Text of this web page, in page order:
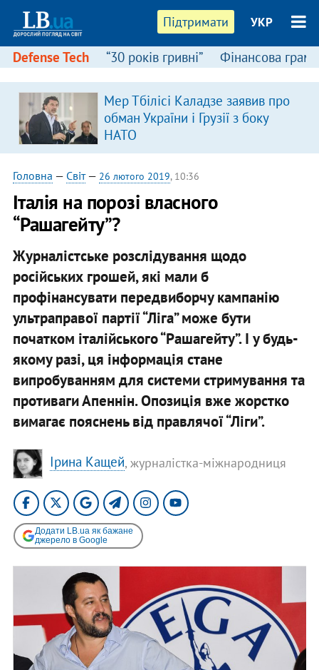
Підтримати УКР
Defense Tech “30 років гривні” Фінансова
Мер Тбілісі Каладзе заявив про
обман України і Грузії з боку
НАТО
Головна — Світ— 26 лютого 2019, 10:36
Італія на порозі власного
“Рашагейту”?
Журналістське розслідування щодо
російських грошей, які мали б
профінансувати передвиборчу кампанію
ультраправої партії “Ліга” може бути
початком італійського “Рашагейту”. І у будь-
якому разі, ця інформація стане
випробуванням для системи стримування та
противаги Апеннін. Опозиція вже жорстко
вимагає пояснень від правлячої “Ліги”.
Ірина Кащей, журналістка-міжнародниця
Додати LB.ua як бажане
джерело в Google